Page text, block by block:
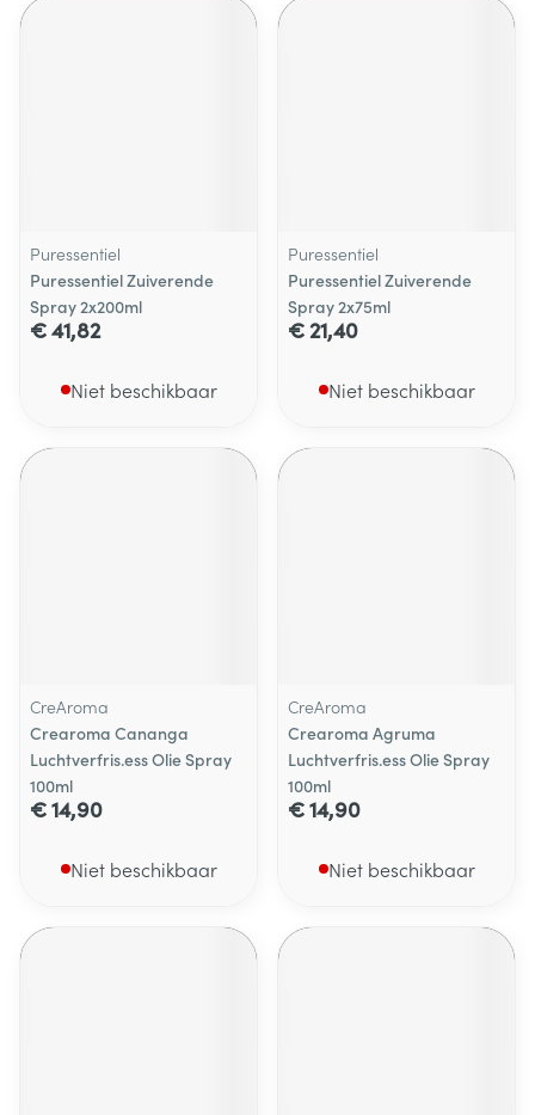
Puressentiel
Puressentiel Zuiverende
Spray 2x200ml
€ 41,82
Niet beschikbaar
Puressentiel
Puressentiel Zuiverende
Spray 2x75ml
€ 21,40
Niet beschikbaar
CreAroma
Crearoma Cananga
Luchtverfris.ess Olie Spray
100ml
€ 14,90
Niet beschikbaar
CreAroma
Crearoma Agruma
Luchtverfris.ess Olie Spray
100ml
€ 14,90
Niet beschikbaar